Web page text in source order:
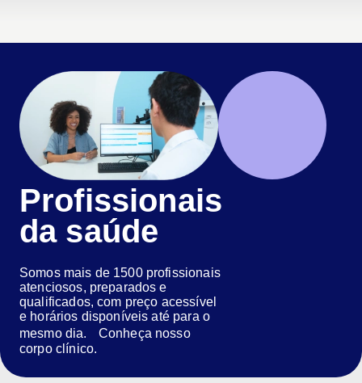
Profissionais
da saúde
Somos mais de 1500 profissionais
atenciosos, preparados e
qualificados, com preço acessível
e horários disponíveis até para o
mesmo dia. Conheça nosso
corpo clínico.